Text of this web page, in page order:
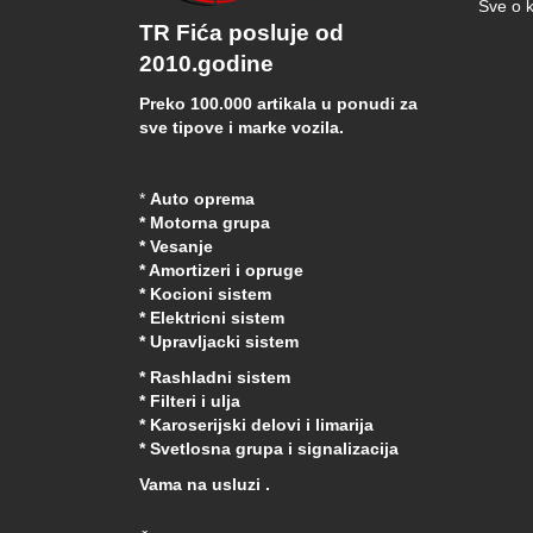
TR Fića posluje od
2010.godine
Preko 100.000 artikala u ponudi za
sve tipove i marke vozila.
* Auto oprema
* Motorna grupa
* Vesanje
* Amortizeri i opruge
* Kocioni sistem
* Elektricni sistem
* Upravljacki sistem
* Rashladni sistem
* Filteri i ulja
* Karoserijski delovi i limarija
* Svetlosna grupa i signalizacija
Vama na usluzi .
Sve o